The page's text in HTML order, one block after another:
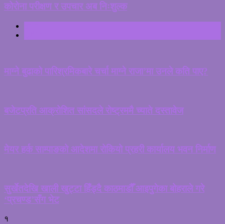
कोरोना परीक्षण र उपचार अब निःशुल्क
माग्ने बुढाको पारिश्रमिकबारे चर्चा माग्ने राजा’मा उनले कति पाए?
बजेटप्रति आक्रोशित सांसदले रोष्ट्रममै च्याते दस्तावेज
मेयर हर्क साम्पाङको आदेशमा रोकियो प्रहरी कार्यालय भवन निर्माण
सुर्खेतदेखि खाली खुट्टा हिँड्दै काठमाडौँ आइपुगेका बोहराले गरे
‘प्रचण्ड’सँग भेट
१